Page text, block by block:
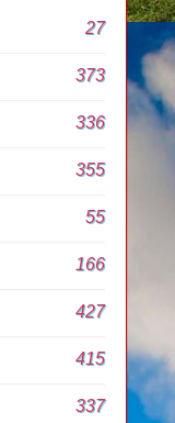
27
373
336
355
55
166
427
415
337